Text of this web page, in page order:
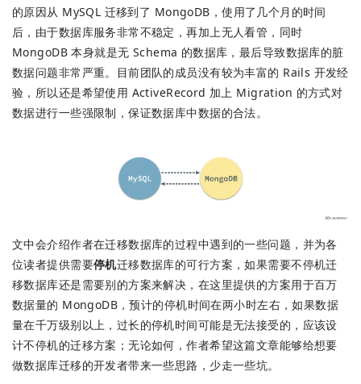
的原因从 MySQL 迁移到了 MongoDB，使用了几个月的时间
后，由于数据库服务非常不稳定，再加上无人看管，同时
MongoDB 本身就是无 Schema 的数据库，最后导致数据库的脏
数据问题非常严重。目前团队的成员没有较为丰富的 Rails 开发经
验，所以还是希望使用 ActiveRecord 加上 Migration 的方式对
数据进行一些强限制，保证数据库中数据的合法。
文中会介绍作者在迁移数据库的过程中遇到的一些问题，并为各
位读者提供需要停机迁移数据库的可行方案，如果需要不停机迁
移数据库还是需要别的方案来解决，在这里提供的方案用于百万
数据量的 MongoDB，预计的停机时间在两小时左右，如果数据
量在千万级别以上，过长的停机时间可能是无法接受的，应该设
计不停机的迁移方案；无论如何，作者希望这篇文章能够给想要
做数据库迁移的开发者带来一些思路，少走一些坑。